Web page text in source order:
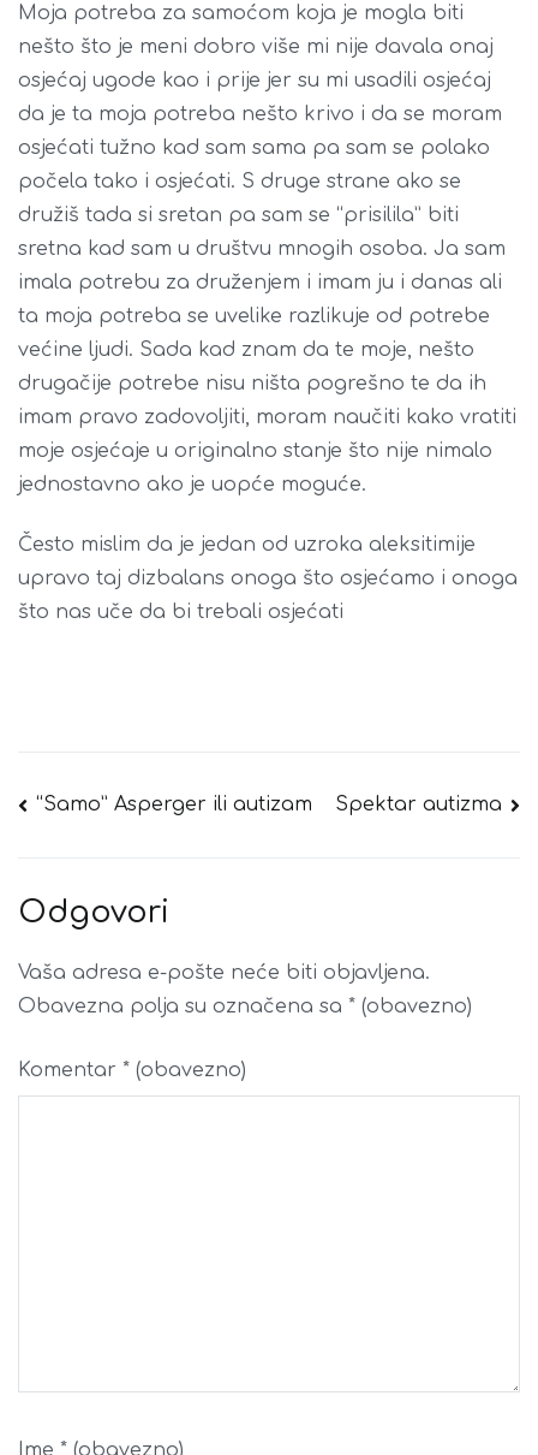
Moja potreba za samoćom koja je mogla biti
nešto što je meni dobro više mi nije davala onaj
osjećaj ugode kao i prije jer su mi usadili osjećaj
da je ta moja potreba nešto krivo i da se moram
osjećati tužno kad sam sama pa sam se polako
počela tako i osjećati. S druge strane ako se
družiš tada si sretan pa sam se “prisilila” biti
sretna kad sam u društvu mnogih osoba. Ja sam
imala potrebu za druženjem i imam ju i danas ali
ta moja potreba se uvelike razlikuje od potrebe
većine ljudi. Sada kad znam da te moje, nešto
drugačije potrebe nisu ništa pogrešno te da ih
imam pravo zadovoljiti, moram naučiti kako vratiti
moje osjećaje u originalno stanje što nije nimalo
jednostavno ako je uopće moguće.
Često mislim da je jedan od uzroka aleksitimije
upravo taj dizbalans onoga što osjećamo i onoga
što nas uče da bi trebali osjećati
Navigacija
“Samo” Asperger ili autizam Spektar autizma
Odgovori
Vaša adresa e-pošte neće biti objavljena.
Obavezna polja su označena sa * (obavezno)
Komentar * (obavezno)
Ime * (obavezno)